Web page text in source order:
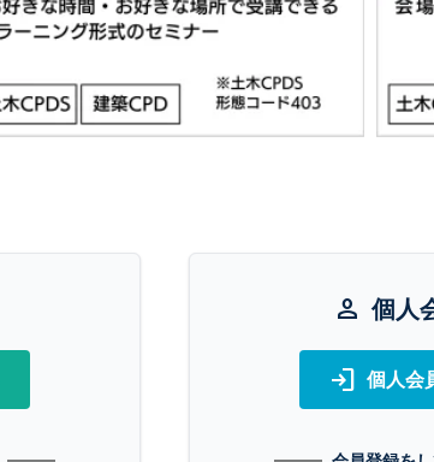
person 個人
login 個人会